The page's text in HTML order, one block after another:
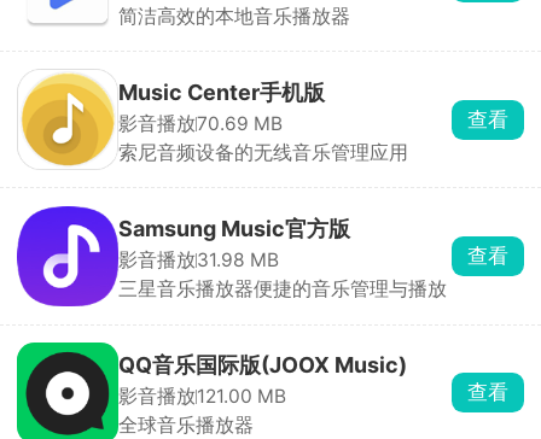
简洁高效的本地音乐播放器
Music Center手机版
影音播放70.69 MB
索尼音频设备的无线音乐管理应用
查看
Samsung Music官方版
影音播放31.98 MB
三星音乐播放器便捷的音乐管理与播放
查看
QQ音乐国际版(JOOX Music)
影音播放121.00 MB
全球音乐播放器
查看